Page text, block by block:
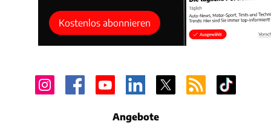
Kostenlos abonnieren
Angebote